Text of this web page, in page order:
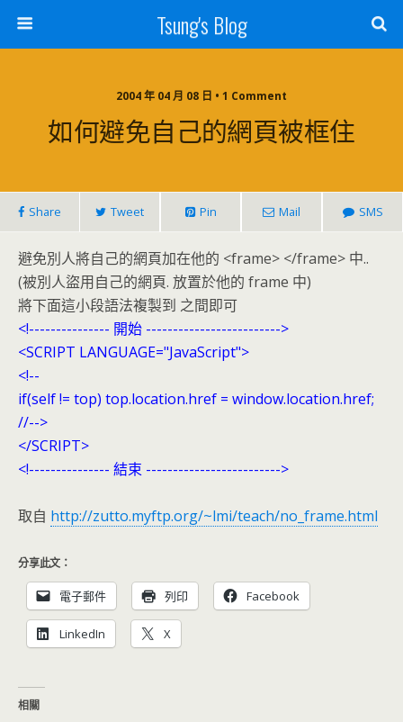
Tsung's Blog
2004 年 04 月 08 日 • 1 Comment
如何避免自己的網頁被框住
Share Tweet Pin Mail SMS
避免別人將自己的網頁加在他的 <frame> </frame> 中..
(被別人盜用自己的網頁. 放置於他的 frame 中)
將下面這小段語法複製到 之間即可
<!--------------- 開始 ------------------------->
<SCRIPT LANGUAGE="JavaScript">
<!--
if(self != top) top.location.href = window.location.href;
//-->
</SCRIPT>
<!--------------- 結束 ------------------------->
取自 http://zutto.myftp.org/~lmi/teach/no_frame.html
分享此文：
電子郵件 列印 Facebook
LinkedIn X
相關